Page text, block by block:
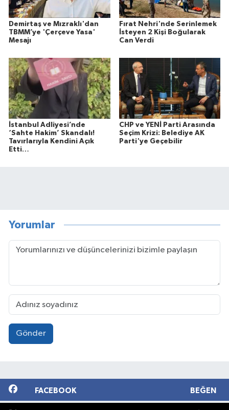
Demirtaş ve Mızraklı'dan
TBMM’ye 'Çerçeve Yasa'
Mesajı
Fırat Nehri'nde Serinlemek
İsteyen 2 Kişi Boğularak
Can Verdi
İstanbul Adliyesi’nde
‘Sahte Hakim’ Skandalı!
Tavırlarıyla Kendini Açık
Etti…
CHP ve YENİ Parti Arasında
Seçim Krizi: Belediye AK
Parti'ye Geçebilir
Yorumlar
Gönder
FACEBOOK BEĞEN